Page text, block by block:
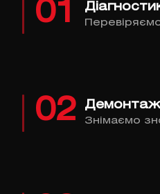
01
02 Демонтаж
Знімаємо